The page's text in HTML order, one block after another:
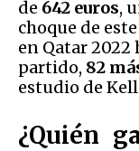
de 642 euros,
choque de
en Qatar 2022
partido, 82
estudio de
¿Quién